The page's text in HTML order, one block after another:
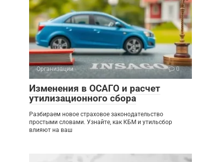
Организации 0
Изменения в ОСАГО и расчет
утилизационного сбора
Разбираем новое страховое законодательство
простыми словами. Узнайте, как КБМ и утильсбор
влияют на ваш